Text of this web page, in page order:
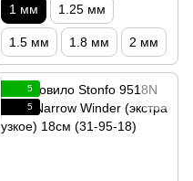
1 мм 1.25 мм
1.5 мм 1.8 мм 2 мм
5
5